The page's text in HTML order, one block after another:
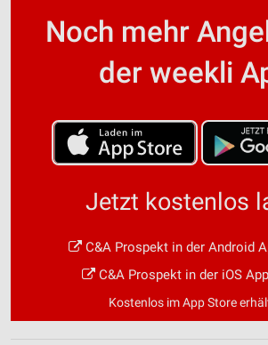
Noch mehr
der weekli
Jetzt kostenlos
C&A Prospekt in der Android
C&A Prospekt in der iOS
Kostenlos im App Store